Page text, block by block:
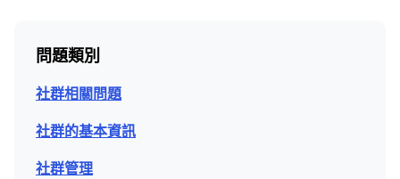
問題類別
社群相關問題
社群的基本資訊
社群管理